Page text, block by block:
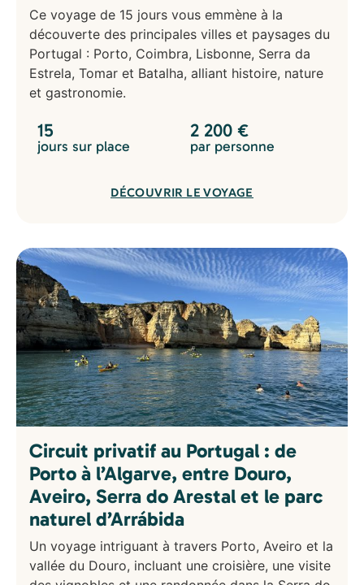
Ce voyage de 15 jours vous emmène à la
découverte des principales villes et paysages du
Portugal : Porto, Coimbra, Lisbonne, Serra da
Estrela, Tomar et Batalha, alliant histoire, nature
et gastronomie.
15
jours sur place
2 200 €
par personne
DÉCOUVRIR LE VOYAGE
Circuit privatif au Portugal : de
Porto à l’Algarve, entre Douro,
Aveiro, Serra do Arestal et le parc
naturel d’Arrábida
Un voyage intriguant à travers Porto, Aveiro et la
vallée du Douro, incluant une croisière, une visite